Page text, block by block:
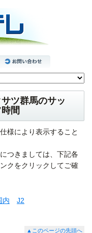
ツ群馬のサッ
間
様により表示すること
つきましては、下記各
クをクリックしてご確
内 J2
▲このページの先頭へ